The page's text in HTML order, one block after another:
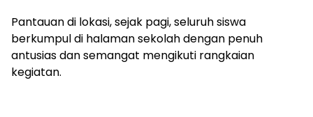
Pantauan di lokasi, sejak pagi, seluruh siswa
berkumpul di halaman sekolah dengan penuh
antusias dan semangat mengikuti rangkaian
kegiatan.